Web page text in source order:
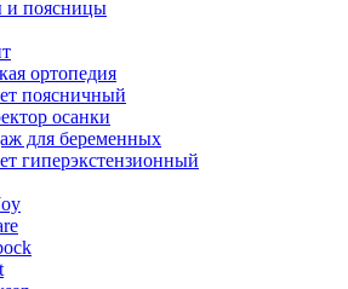
и поясницы
ортопедия
поясничный
осанки
для беременных
гиперэкстензионный